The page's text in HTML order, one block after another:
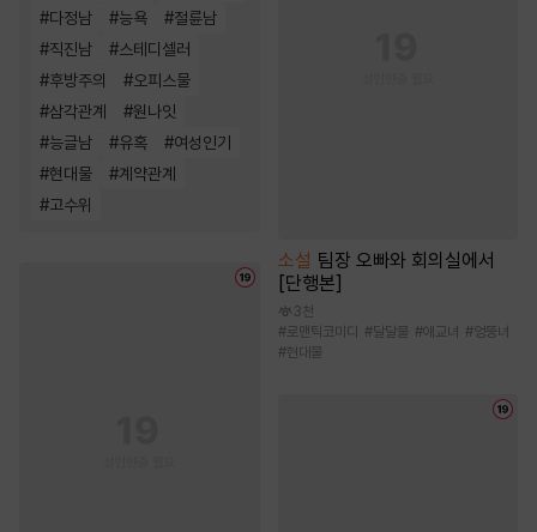
#다정남 #능욕 #절륜남
#직진남 #스테디셀러
#후방주의 #오피스물
#삼각관계 #원나잇
#능글남 #유혹 #여성인기
#현대물 #계약관계
#고수위
소설 팀장 오빠와 회의실에서
[단행본]
3천
#로맨틱코미디 #달달물 #애교녀 #엉뚱녀
#현대물